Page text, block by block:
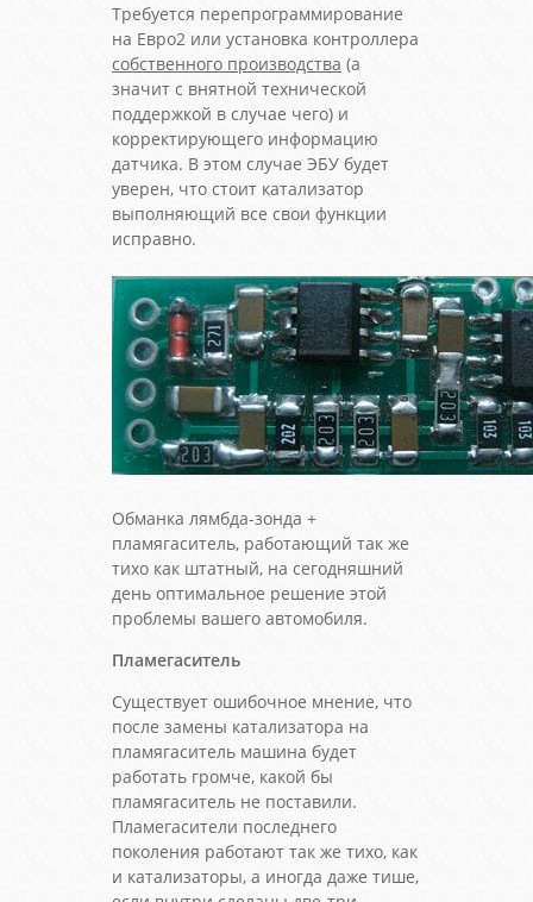
Требуется перепрограммирование
на Евро2 или установка контроллера
собственного производства (а
значит с внятной технической
поддержкой в случае чего) и
корректирующего информацию
датчика. В этом случае ЭБУ будет
уверен, что стоит катализатор
выполняющий все свои функции
исправно.
Обманка лямбда-зонда +
пламягаситель, работающий так же
тихо как штатный, на сегодняшний
день оптимальное решение этой
проблемы вашего автомобиля.
Пламегаситель
Существует ошибочное мнение, что
после замены катализатора на
пламягаситель машина будет
работать громче, какой бы
пламягаситель не поставили.
Пламегасители последнего
поколения работают так же тихо, как
и катализаторы, а иногда даже тише,